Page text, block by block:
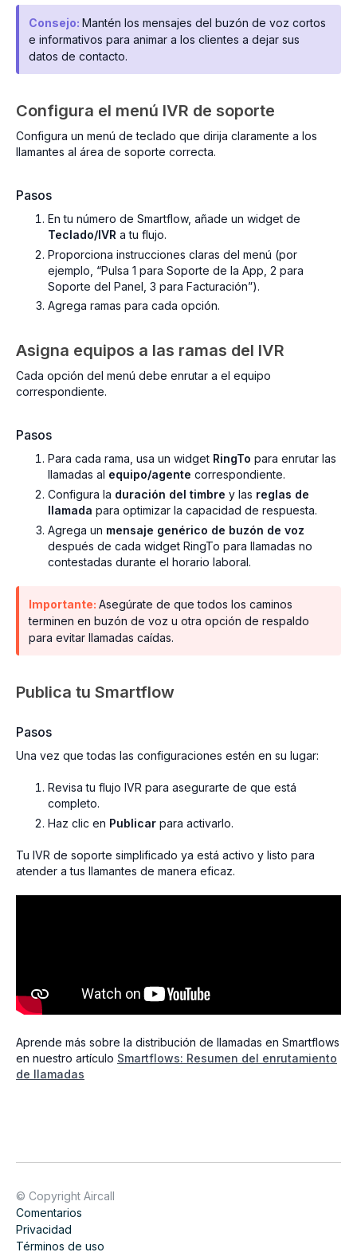
Consejo: Mantén los mensajes del buzón de voz cortos
e informativos para animar a los clientes a dejar sus
datos de contacto.
Configura el menú IVR de soporte
Configura un menú de teclado que dirija claramente a los
llamantes al área de soporte correcta.
Pasos
En tu número de Smartflow, añade un widget de
Teclado/IVR a tu flujo.
Proporciona instrucciones claras del menú (por
ejemplo, “Pulsa 1 para Soporte de la App, 2 para
Soporte del Panel, 3 para Facturación”).
Agrega ramas para cada opción.
Asigna equipos a las ramas del IVR
Cada opción del menú debe enrutar a el equipo
correspondiente.
Pasos
Para cada rama, usa un widget RingTo para enrutar las
llamadas al equipo/agente correspondiente.
Configura la duración del timbre y las reglas de
llamada para optimizar la capacidad de respuesta.
Agrega un mensaje genérico de buzón de voz
después de cada widget RingTo para llamadas no
contestadas durante el horario laboral.
Importante: Asegúrate de que todos los caminos
terminen en buzón de voz u otra opción de respaldo
para evitar llamadas caídas.
Publica tu Smartflow
Pasos
Una vez que todas las configuraciones estén en su lugar:
Revisa tu flujo IVR para asegurarte de que está
completo.
Haz clic en Publicar para activarlo.
Tu IVR de soporte simplificado ya está activo y listo para
atender a tus llamantes de manera eficaz.
Aprende más sobre la distribución de llamadas en Smartflows
en nuestro artículo Smartflows: Resumen del enrutamiento
de llamadas
© Copyright Aircall
Comentarios
Privacidad
Términos de uso